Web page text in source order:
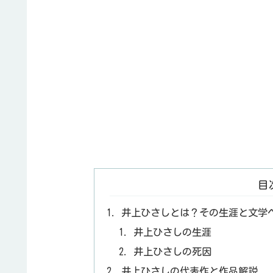
目
井上ひさしとは？その生涯と文学
井上ひさしの生涯
井上ひさしの死因